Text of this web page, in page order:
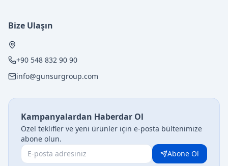
Bize Ulaşın
+90 548 832 90 90
info@gunsurgroup.com
Kampanyalardan Haberdar Ol
Özel teklifler ve yeni ürünler için e-posta bültenimize
abone olun.
Abone Ol